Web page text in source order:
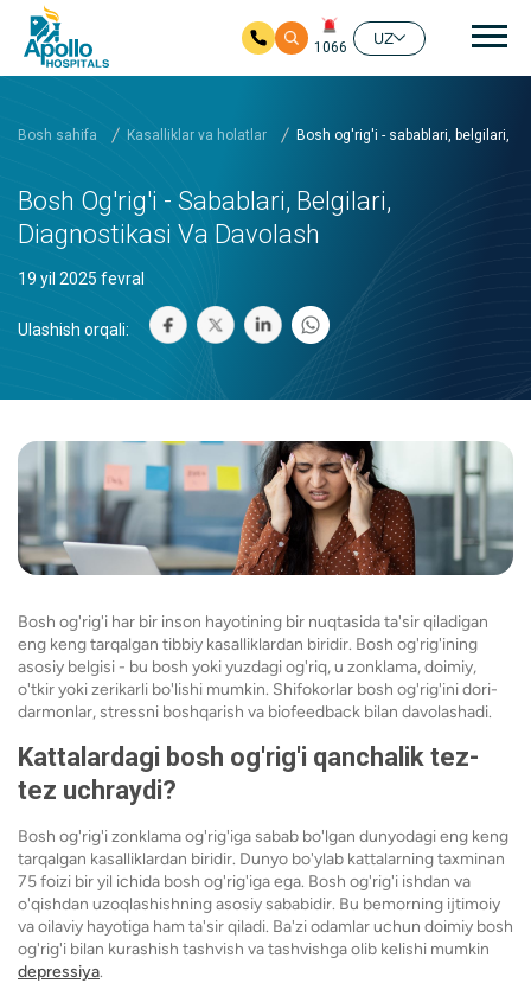
1066
UZ
Bosh sahifa Kasalliklar va holatlar Bosh og'rig'i - sabablari, belgilari,
Bosh Og'rig'i - Sabablari, Belgilari,
Diagnostikasi Va Davolash
19 yil 2025 fevral
Ulashish orqali:
Bosh og'rig'i har bir inson hayotining bir nuqtasida ta'sir qiladigan
eng keng tarqalgan tibbiy kasalliklardan biridir. Bosh og'rig'ining
asosiy belgisi - bu bosh yoki yuzdagi og'riq, u zonklama, doimiy,
o'tkir yoki zerikarli bo'lishi mumkin. Shifokorlar bosh og'rig'ini dori-
darmonlar, stressni boshqarish va biofeedback bilan davolashadi.
Kattalardagi bosh og'rig'i qanchalik tez-
tez uchraydi?
Bosh og'rig'i zonklama og'rig'iga sabab bo'lgan dunyodagi eng keng
tarqalgan kasalliklardan biridir. Dunyo bo'ylab kattalarning taxminan
75 foizi bir yil ichida bosh og'rig'iga ega. Bosh og'rig'i ishdan va
o'qishdan uzoqlashishning asosiy sababidir. Bu bemorning ijtimoiy
va oilaviy hayotiga ham ta'sir qiladi. Ba'zi odamlar uchun doimiy bosh
og'rig'i bilan kurashish tashvish va tashvishga olib kelishi mumkin
depressiya.